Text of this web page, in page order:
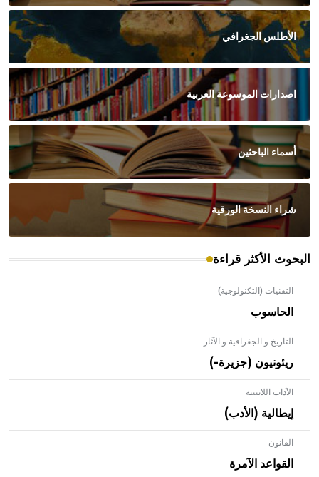
الأطلس الجغرافي
اصدارات الموسوعة العربية
أسماء الباحثين
شراء النسخة الورقية
البحوث الأكثر قراءة
التقنيات (التكنولوجية)
الحاسوب
التاريخ و الجغرافية و الآثار
ريئونيون (جزيرة-)
الآداب اللاتينية
إيطالية (الأدب)
القانون
القواعد الآمرة
- هل تعلم أن الأبلق نوع من الفنون الهندسية التي ارتبطت
بالعمارة الإسلامية في بلاد الشام ومصر خاصة، حيث يحرص
المعمار على بناء مداميكه وخاصة في الواجهات